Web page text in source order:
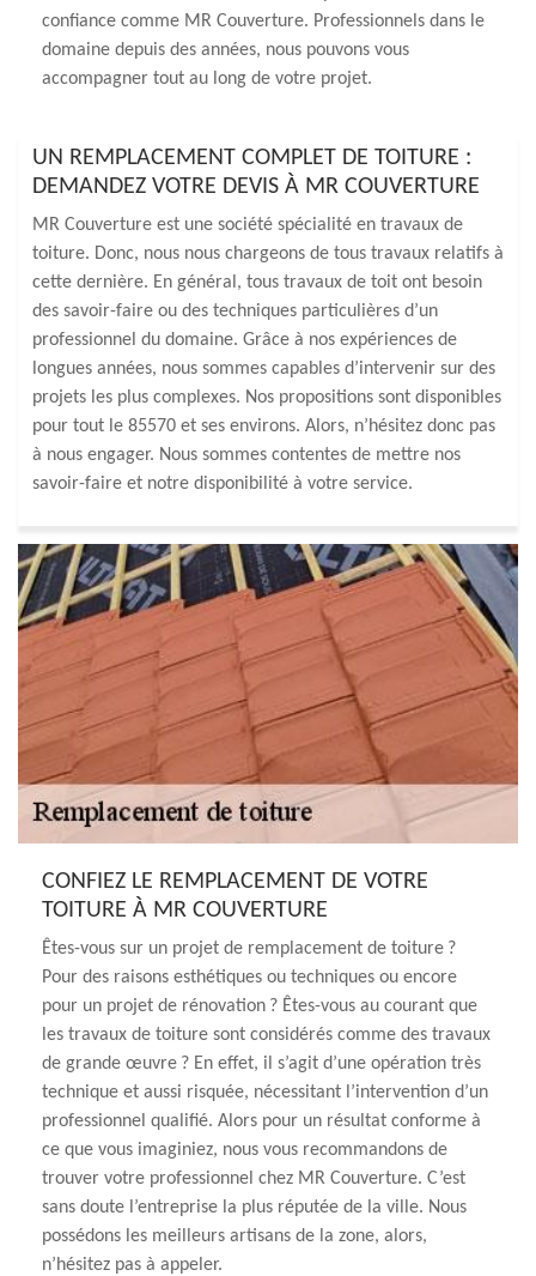
confiance comme MR Couverture. Professionnels dans le
domaine depuis des années, nous pouvons vous
accompagner tout au long de votre projet.
UN REMPLACEMENT COMPLET DE TOITURE :
DEMANDEZ VOTRE DEVIS À MR COUVERTURE
MR Couverture est une société spécialité en travaux de
toiture. Donc, nous nous chargeons de tous travaux relatifs à
cette dernière. En général, tous travaux de toit ont besoin
des savoir-faire ou des techniques particulières d’un
professionnel du domaine. Grâce à nos expériences de
longues années, nous sommes capables d’intervenir sur des
projets les plus complexes. Nos propositions sont disponibles
pour tout le 85570 et ses environs. Alors, n’hésitez donc pas
à nous engager. Nous sommes contentes de mettre nos
savoir-faire et notre disponibilité à votre service.
CONFIEZ LE REMPLACEMENT DE VOTRE
TOITURE À MR COUVERTURE
Êtes-vous sur un projet de remplacement de toiture ?
Pour des raisons esthétiques ou techniques ou encore
pour un projet de rénovation ? Êtes-vous au courant que
les travaux de toiture sont considérés comme des travaux
de grande œuvre ? En effet, il s’agit d’une opération très
technique et aussi risquée, nécessitant l’intervention d’un
professionnel qualifié. Alors pour un résultat conforme à
ce que vous imaginiez, nous vous recommandons de
trouver votre professionnel chez MR Couverture. C’est
sans doute l’entreprise la plus réputée de la ville. Nous
possédons les meilleurs artisans de la zone, alors,
n’hésitez pas à appeler.